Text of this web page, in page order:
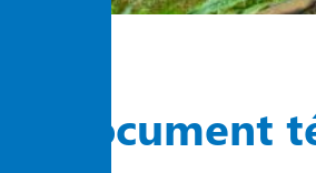
Document